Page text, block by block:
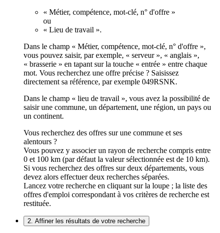
« Métier, compétence, mot-clé, n° d'offre »
ou
« Lieu de travail ».
Dans le champ « Métier, compétence, mot-clé, n° d'offre »,
vous pouvez saisir, par exemple, « serveur », « anglais »,
« brasserie » en tapant sur la touche « entrée » entre chaque
mot. Vous recherchez une offre précise ? Saisissez
directement sa référence, par exemple 049RSNK.
Dans le champ « lieu de travail », vous avez la possibilité de
saisir une commune, un département, une région, un pays ou
un continent.
Vous recherchez des offres sur une commune et ses
alentours ?
Vous pouvez y associer un rayon de recherche compris entre
0 et 100 km (par défaut la valeur sélectionnée est de 10 km).
Si vous recherchez des offres sur deux départements, vous
devez alors effectuer deux recherches séparées.
Lancez votre recherche en cliquant sur la loupe ; la liste des
offres d'emploi correspondant à vos critères de recherche est
restituée.
2. Affiner les résultats de votre recherche